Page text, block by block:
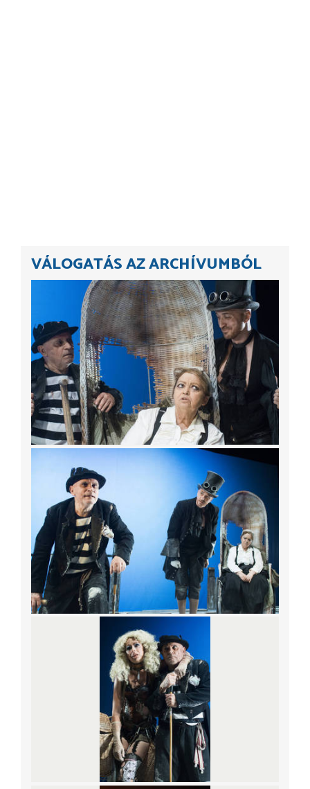
VÁLOGATÁS AZ ARCHÍVUMBÓL